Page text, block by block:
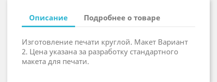
Описание Подробнее о товаре
Изготовление печати круглой. Макет Вариант
2. Цена указана за разработку стандартного
макета для печати.